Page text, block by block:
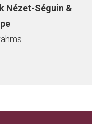
Nézet-Séguin &